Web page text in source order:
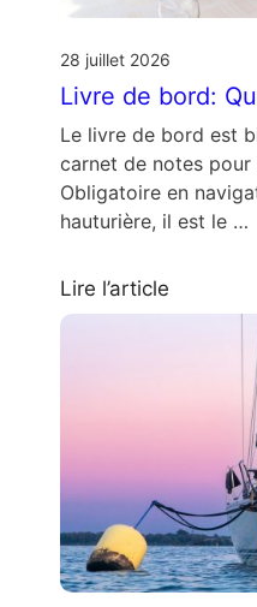
28 juillet 2026
Livre de bord:
Le livre de bord est
carnet de notes pour
Obligatoire en
hauturière, il est le …
Lire l’article